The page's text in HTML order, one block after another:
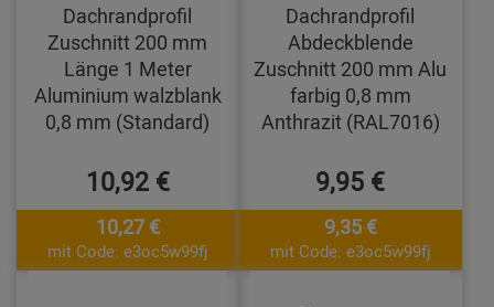
Dachrandprofil
Zuschnitt 200 mm
Länge 1 Meter
Aluminium walzblank
0,8 mm (Standard)
10,92 €
10,27 €
mit Code: e3oc5w99fj
Dachrandprofil
Abdeckblende
Zuschnitt 200 mm Alu
farbig 0,8 mm
Anthrazit (RAL7016)
9,95 €
9,35 €
mit Code: e3oc5w99fj